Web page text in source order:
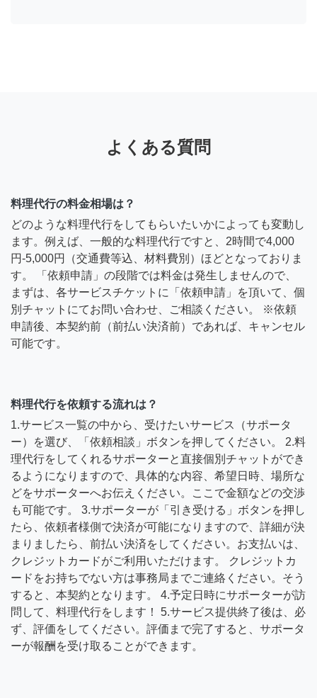
よくある質問
料理代行の料金相場は？
どのような料理代行をしてもらいたいかによっても変動し
ます。例えば、一般的な料理代行ですと、2時間で4,000
円-5,000円（交通費等込、材料費別）ほどとなっておりま
す。 「依頼申請」の段階では料金は発生しませんので、
まずは、各サービスチケットに「依頼申請」を頂いて、個
別チャットにてお問い合わせ、ご相談ください。 ※依頼
申請後、本契約前（前払い決済前）であれば、キャンセル
可能です。
料理代行を依頼する流れは？
1.サービス一覧の中から、受けたいサービス（サポータ
ー）を選び、「依頼相談」ボタンを押してください。 2.料
理代行をしてくれるサポーターと直接個別チャットができ
るようになりますので、具体的な内容、希望日時、場所な
どをサポーターへお伝えください。ここで金額などの交渉
も可能です。 3.サポーターが「引き受ける」ボタンを押し
たら、依頼者様側で決済が可能になりますので、詳細が決
まりましたら、前払い決済をしてください。お支払いは、
クレジットカードがご利用いただけます。 クレジットカ
ードをお持ちでない方は事務局までご連絡ください。そう
すると、本契約となります。 4.予定日時にサポーターが訪
問して、料理代行をします！ 5.サービス提供終了後は、必
ず、評価をしてください。評価まで完了すると、サポータ
ーが報酬を受け取ることができます。